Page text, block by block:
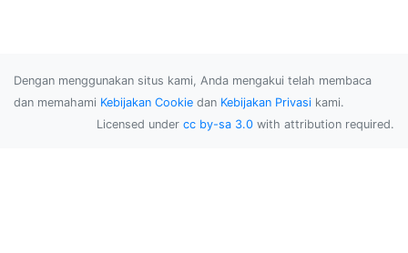
Dengan menggunakan situs kami, Anda mengakui telah membaca
dan memahami Kebijakan Cookie dan Kebijakan Privasi kami.
Licensed under cc by-sa 3.0 with attribution required.